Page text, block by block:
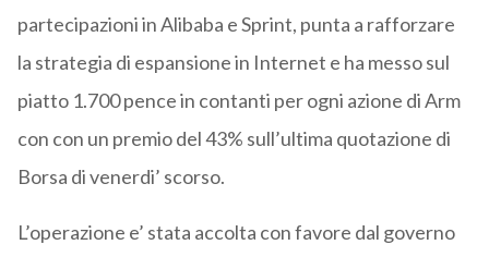
partecipazioni in Alibaba e Sprint, punta a rafforzare
la strategia di espansione in Internet e ha messo sul
piatto 1.700 pence in contanti per ogni azione di Arm
con con un premio del 43% sull’ultima quotazione di
Borsa di venerdi’ scorso.
L’operazione e’ stata accolta con favore dal governo